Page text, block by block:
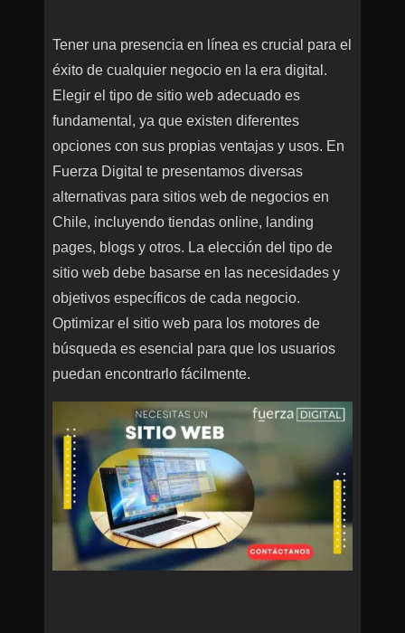
Tener una presencia en línea es crucial para el
éxito de cualquier negocio en la era digital.
Elegir el tipo de sitio web adecuado es
fundamental, ya que existen diferentes
opciones con sus propias ventajas y usos. En
Fuerza Digital te presentamos diversas
alternativas para sitios web de negocios en
Chile, incluyendo tiendas online, landing
pages, blogs y otros. La elección del tipo de
sitio web debe basarse en las necesidades y
objetivos específicos de cada negocio.
Optimizar el sitio web para los motores de
búsqueda es esencial para que los usuarios
puedan encontrarlo fácilmente.